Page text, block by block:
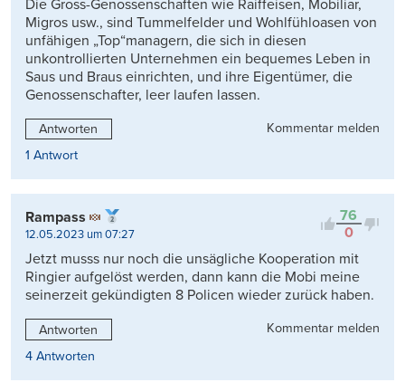
Die Gross-Genossenschaften wie Raiffeisen, Mobiliar,
Migros usw., sind Tummelfelder und Wohlfühloasen von
unfähigen „Top“managern, die sich in diesen
unkontrollierten Unternehmen ein bequemes Leben in
Saus und Braus einrichten, und ihre Eigentümer, die
Genossenschafter, leer laufen lassen.
Antworten
Kommentar melden
1 Antwort
76
0
Rampass
12.05.2023 um 07:27
Jetzt musss nur noch die unsägliche Kooperation mit
Ringier aufgelöst werden, dann kann die Mobi meine
seinerzeit gekündigten 8 Policen wieder zurück haben.
Antworten
Kommentar melden
4 Antworten